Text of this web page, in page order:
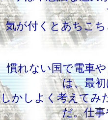
気が付くとあちこ
慣れない国で電車
は、最
しかしよく考えてみ
だ。仕